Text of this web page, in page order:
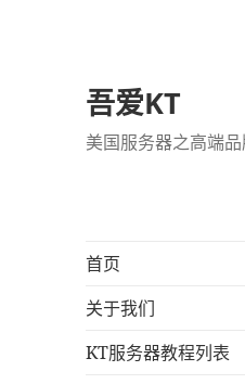
吾爱KT
美国服务器之高端
首页
关于我们
KT服务器教程列表